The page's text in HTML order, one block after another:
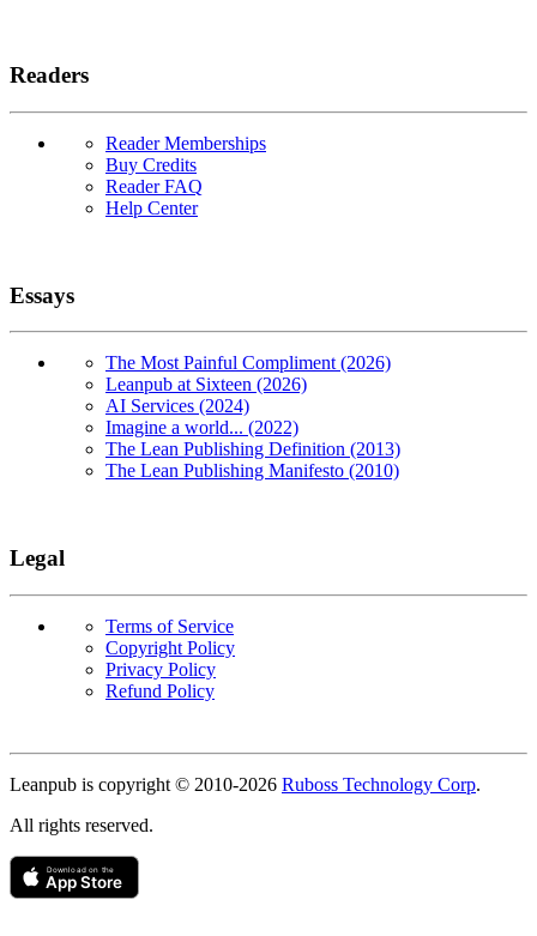
Readers
Reader Memberships
Buy Credits
Reader FAQ
Help Center
Essays
The Most Painful Compliment (2026)
Leanpub at Sixteen (2026)
AI Services (2024)
Imagine a world... (2022)
The Lean Publishing Definition (2013)
The Lean Publishing Manifesto (2010)
Legal
Terms of Service
Copyright Policy
Privacy Policy
Refund Policy
Copyright
Leanpub is copyright © 2010-2026 Ruboss Technology Corp.
All rights reserved.